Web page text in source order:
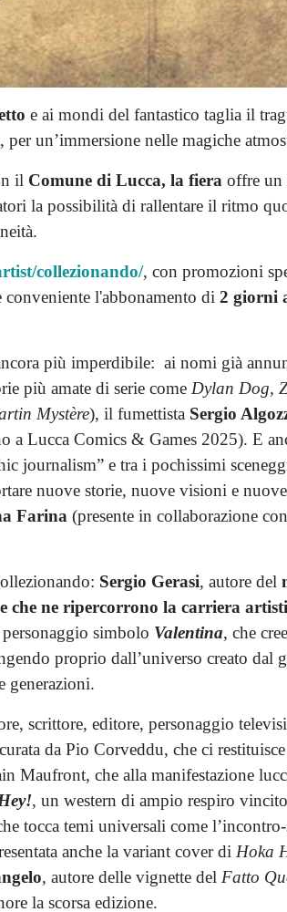
e ai mondi del fantastico taglia il
un’immersione nelle magiche
il Comune di Lucca, la fiera offre un
la possibilità di rallentare il ritmo
collezionando/, con promozioni
conveniente l'abbonamento di 2 giorni
più imperdibile: ai nomi già
più amate di serie come Dylan Dog,
Mystère), il fumettista Sergio
a Lucca Comics & Games 2025). E
journalism” e tra i pochissimi
nuove storie, nuove visioni e
Farina (presente in collaborazione
Sergio Gerasi, autore del
che ne ripercorrono la carriera
simbolo Valentina, che
proprio dall’universo creato
generazioni.
scrittore, editore, personaggio
da Pio Corveddu, che ci
Maufront, che alla manifestazione
, un western di ampio respiro
tocca temi universali come
anche la variant cover di Hoka
, autore delle vignette del Fatto
la scorsa edizione.